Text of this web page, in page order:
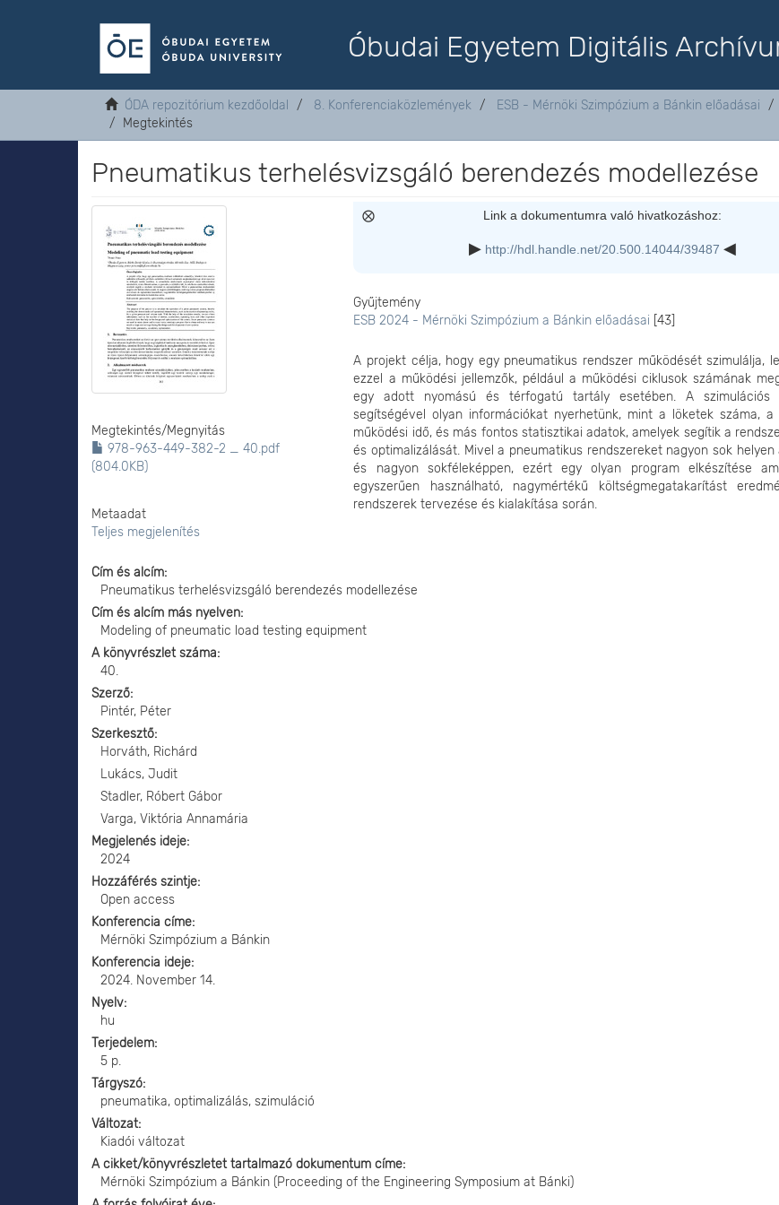
Óbudai Egyetem Digitális
ÓDA repozitórium kezdőoldal 8. Konferenciaközlemények ESB - Mérnöki Szimpózium a Bánkin előadásai
Megtekintés
Pneumatikus terhelésvizsgáló berendezés modellezése
Megtekintés/Megnyitás
978-963-449-382-2 _ 40.pdf
(804.0KB)
Metaadat
Teljes megjelenítés
Link a dokumentumra való hivatkozáshoz:
http://hdl.handle.net/20.500.14044/39487
Gyűjtemény
ESB 2024 - Mérnöki Szimpózium a Bánkin előadásai [43]
A projekt célja, hogy egy pneumatikus rendszer működését szimulálja,
ezzel a működési jellemzők, például a működési ciklusok számának
egy adott nyomású és térfogatú tartály esetében. A szimulációs
segítségével olyan információkat nyerhetünk, mint a löketek száma, a
működési idő, és más fontos statisztikai adatok, amelyek segítik a
és optimalizálását. Mivel a pneumatikus rendszereket nagyon sok helyen
és nagyon sokféleképpen, ezért egy olyan program elkészítése
egyszerűen használható, nagymértékű költségmegatakarítást
rendszerek tervezése és kialakítása során.
Cím és alcím
Pneumatikus terhelésvizsgáló berendezés modellezése
Cím és alcím más nyelven
Modeling of pneumatic load testing equipment
A könyvrészlet száma
40.
Szerző
Pintér, Péter
Szerkesztő
Horváth, Richárd
Lukács, Judit
Stadler, Róbert Gábor
Varga, Viktória Annamária
Megjelenés ideje
2024
Hozzáférés szintje
Open access
Konferencia címe
Mérnöki Szimpózium a Bánkin
Konferencia ideje
2024. November 14.
Nyelv
hu
Terjedelem
5 p.
Tárgyszó
pneumatika, optimalizálás, szimuláció
Változat
Kiadói változat
A cikket/könyvrészletet tartalmazó dokumentum címe
Mérnöki Szimpózium a Bánkin (Proceeding of the Engineering Symposium at Bánki)